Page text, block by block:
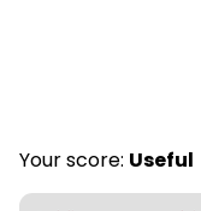
Your score: Useful